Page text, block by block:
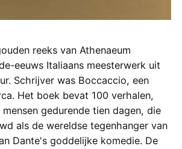
reeks van Athenaeum
eeuws Italiaans meesterwerk uit
Schrijver was Boccaccio, een
Het boek bevat 100 verhalen,
gedurende tien dagen, die
als de wereldse tegenhanger van
Dante's goddelijke komedie. De